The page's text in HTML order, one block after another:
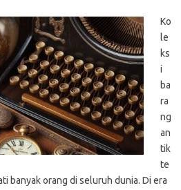
Ko
le
ks
i
ba
ra
ng
an
tik
te
banyak orang di seluruh dunia. Di era